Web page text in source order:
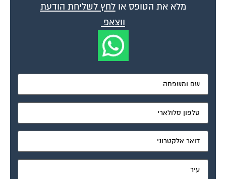
מלא את הטופס אולחץ לשליחת הודעת
ווצאפ